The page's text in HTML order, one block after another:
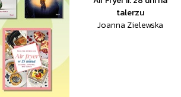
talerzu
Joanna Zielewska